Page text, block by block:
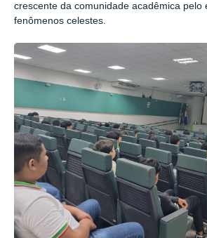
crescente da comunidade acadêmica pelo
fenômenos celestes.